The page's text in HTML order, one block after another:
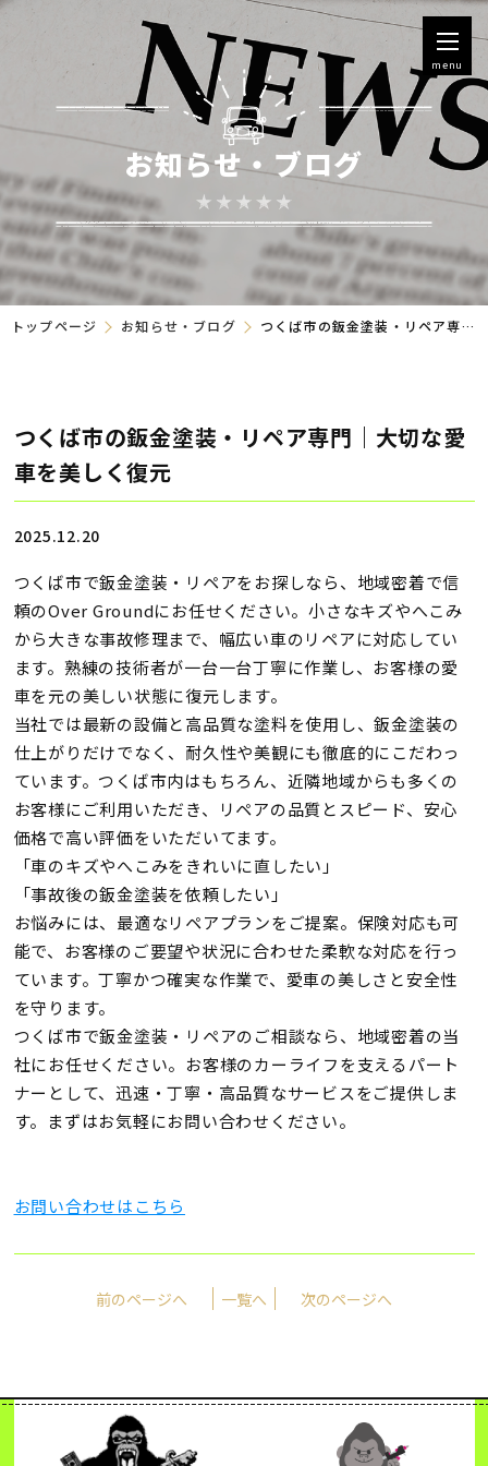
menu
お知らせ・ブログ
トップページ お知らせ・ブログ つくば市の鈑金塗装・リペア専門｜大切な愛車を美しく復元
つくば市の鈑金塗装・リペア専門｜大切な愛
車を美しく復元
2025.12.20
つくば市で鈑金塗装・リペアをお探しなら、地域密着で信
頼のOver Groundにお任せください。小さなキズやへこみ
から大きな事故修理まで、幅広い車のリペアに対応してい
ます。熟練の技術者が一台一台丁寧に作業し、お客様の愛
車を元の美しい状態に復元します。
当社では最新の設備と高品質な塗料を使用し、鈑金塗装の
仕上がりだけでなく、耐久性や美観にも徹底的にこだわっ
ています。つくば市内はもちろん、近隣地域からも多くの
お客様にご利用いただき、リペアの品質とスピード、安心
価格で高い評価をいただいてます。
「車のキズやへこみをきれいに直したい」
「事故後の鈑金塗装を依頼したい」
お悩みには、最適なリペアプランをご提案。保険対応も可
能で、お客様のご要望や状況に合わせた柔軟な対応を行っ
ています。丁寧かつ確実な作業で、愛車の美しさと安全性
を守ります。
つくば市で鈑金塗装・リペアのご相談なら、地域密着の当
社にお任せください。お客様のカーライフを支えるパート
ナーとして、迅速・丁寧・高品質なサービスをご提供しま
す。まずはお気軽にお問い合わせください。
お問い合わせはこちら
前のページへ 一覧へ 次のページへ